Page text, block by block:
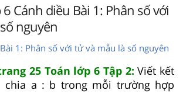
Cánh diều Bài 1: Phân số với
nguyên
1: Phân số với tử và mẫu là số nguyên
25 Toán lớp 6 Tập 2: Viết kết
chia a : b trong mỗi trường hợp